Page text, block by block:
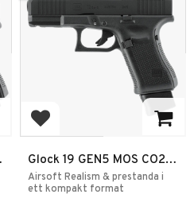
Add to favorites
Glock 19 GEN5 MOS CO2
4,5mm BB 2J
Airsoft Realism & prestanda i
ett kompakt format